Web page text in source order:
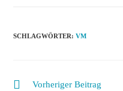
SCHLAGWÖRTER:VM
WeitereVorheriger Beitrag